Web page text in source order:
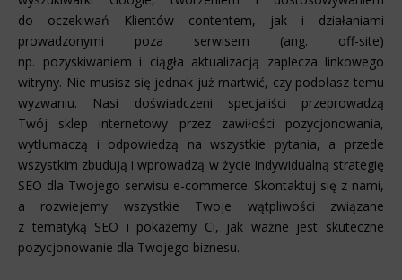
do oczekiwań Klientów contentem, jak i działaniami
prowadzonymi poza serwisem (ang. off-site)
np. pozyskiwaniem i ciągła aktualizacją zaplecza linkowego
witryny. Nie musisz się jednak już martwić, czy podołasz temu
wyzwaniu. Nasi doświadczeni specjaliści przeprowadzą
Twój sklep internetowy przez zawiłości pozycjonowania,
wytłumaczą i odpowiedzą na wszystkie pytania, a przede
wszystkim zbudują i wprowadzą w życie indywidualną strategię
SEO dla Twojego serwisu e-commerce. Skontaktuj się z nami,
a rozwiejemy wszystkie Twoje wątpliwości związane
z tematyką SEO i pokażemy Ci, jak ważne jest skuteczne
pozycjonowanie dla Twojego biznesu.